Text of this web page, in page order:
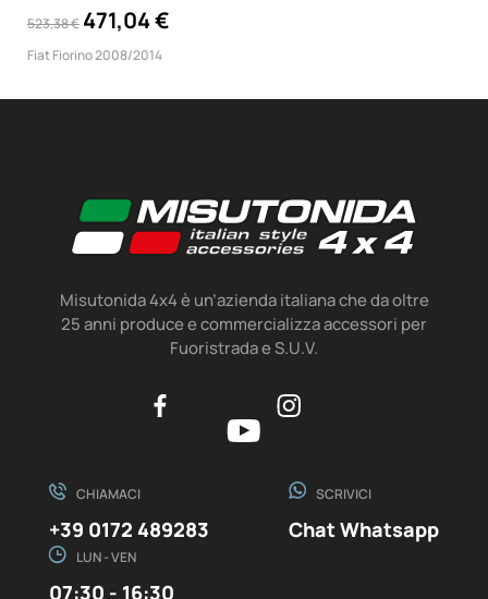
523,38 € 471,04 €
Fiat Fiorino 2008/2014
Misutonida 4x4 è un’azienda italiana che da oltre
25 anni produce e commercializza accessori per
Fuoristrada e S.U.V.
CHIAMACI
+39 0172 489283
SCRIVICI
Chat Whatsapp
LUN - VEN
07:30 - 16:30